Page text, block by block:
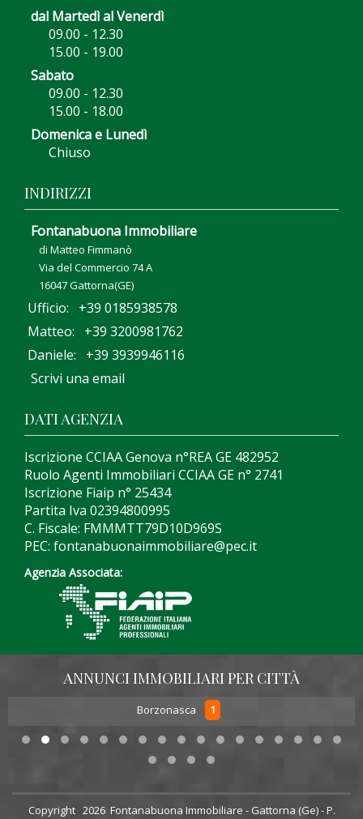
dal Martedì al Venerdì
09.00 - 12.30
15.00 - 19.00
Sabato
09.00 - 12.30
15.00 - 18.00
Domenica e Lunedì
Chiuso
INDIRIZZI
Fontanabuona Immobiliare
di Matteo Fimmanò
Via del Commercio 74 A
16047 Gattorna(GE)
Ufficio: +39 0185938578
Matteo: +39 3200981762
Daniele: +39 3939946116
Scrivi una email
DATI AGENZIA
Iscrizione CCIAA Genova n°REA GE 482952
Ruolo Agenti Immobiliari CCIAA GE n° 2741
Iscrizione Fiaip n° 25434
Partita Iva 02394800995
C. Fiscale: FMMMTT79D10D969S
PEC: fontanabuonaimmobiliare@pec.it
Agenzia Associata:
ANNUNCI IMMOBILIARI PER CITTÀ
Borzonasca 1
Copyright 2026 Fontanabuona Immobiliare - Gattorna (Ge) - P.